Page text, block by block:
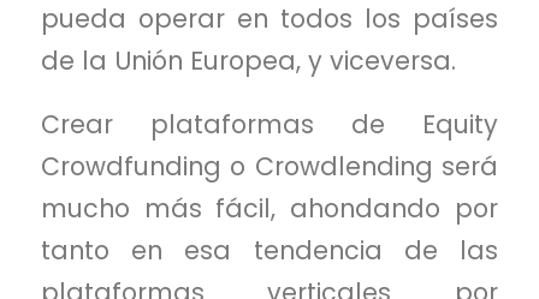
pueda operar en todos los países
de la Unión Europea, y viceversa.
Crear plataformas de Equity
Crowdfunding o Crowdlending será
mucho más fácil, ahondando por
tanto en esa tendencia de las